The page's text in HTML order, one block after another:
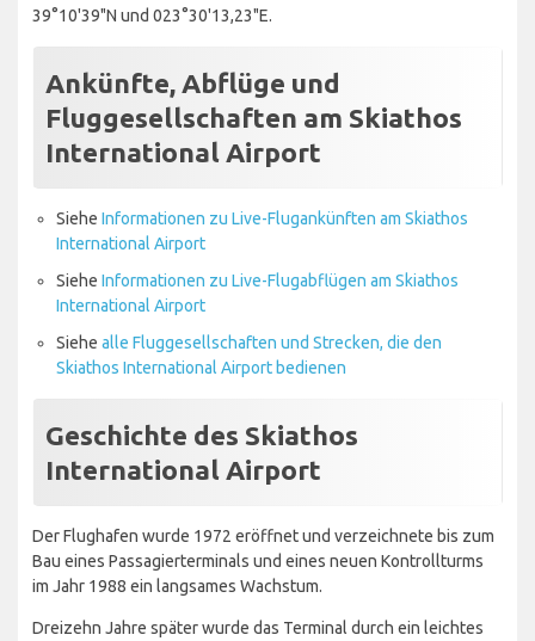
39°10'39"N und 023°30'13,23"E.
Ankünfte, Abflüge und
Fluggesellschaften am Skiathos
International Airport
Siehe Informationen zu Live-Flugankünften am Skiathos
International Airport
Siehe Informationen zu Live-Flugabflügen am Skiathos
International Airport
Siehe alle Fluggesellschaften und Strecken, die den
Skiathos International Airport bedienen
Geschichte des Skiathos
International Airport
Der Flughafen wurde 1972 eröffnet und verzeichnete bis zum
Bau eines Passagierterminals und eines neuen Kontrollturms
im Jahr 1988 ein langsames Wachstum.
Dreizehn Jahre später wurde das Terminal durch ein leichtes